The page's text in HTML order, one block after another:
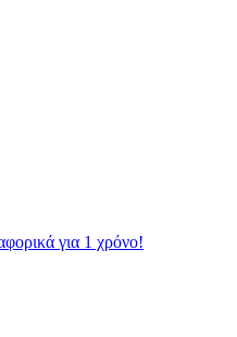
για 1 χρόνο!